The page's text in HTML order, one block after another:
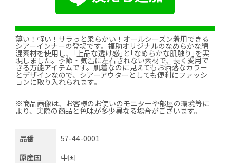
薄い！軽い！サラっと柔らかい！オールシーズン着用できる
シアーインナーの登場です。福助オリジナルのなめらかな綿
混素材を使用し、｢上品な透け感｣と｢なめらかな肌触り｣を実
現しました。季節・気温に左右されない素材で、長く愛用で
きる万能アイテムです。肌着なのに見えてもお洒落なカラー
とデザインなので、シアーアウターとしても便利にファッシ
ョンに取り入れられます。
※商品画像は、お客様のお使いのモニターや部屋の環境等に
より、実際の商品と色味が多少異なる場合がございます。
品番
57-44-0001
原産国
中国